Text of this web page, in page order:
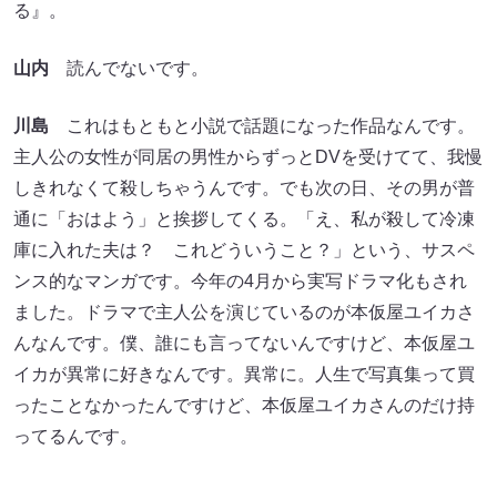
る』。
山内 読んでないです。
川島 これはもともと小説で話題になった作品なんです。
主人公の女性が同居の男性からずっとDVを受けてて、我慢
しきれなくて殺しちゃうんです。でも次の日、その男が普
通に「おはよう」と挨拶してくる。「え、私が殺して冷凍
庫に入れた夫は？ これどういうこと？」という、サスペ
ンス的なマンガです。今年の4月から実写ドラマ化もされ
ました。ドラマで主人公を演じているのが本仮屋ユイカさ
んなんです。僕、誰にも言ってないんですけど、本仮屋ユ
イカが異常に好きなんです。異常に。人生で写真集って買
ったことなかったんですけど、本仮屋ユイカさんのだけ持
ってるんです。